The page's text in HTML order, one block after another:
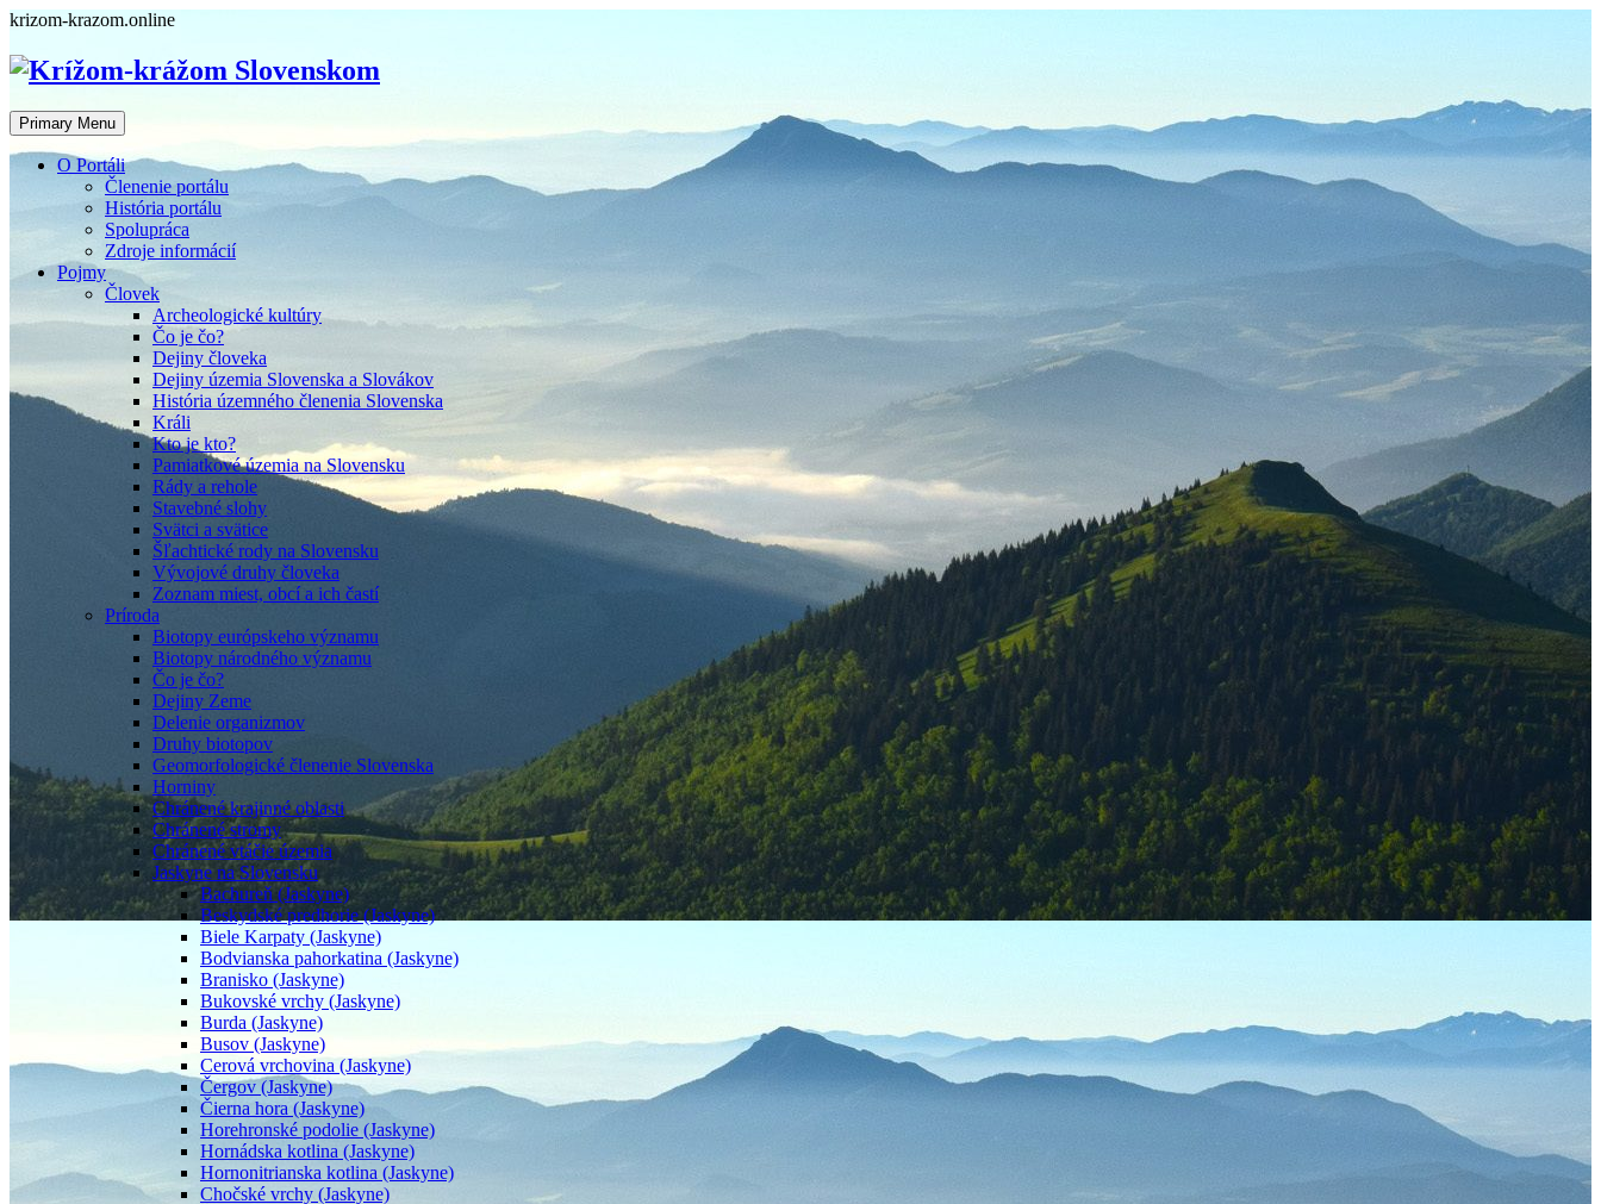
Skip
content
krizom-krazom.online
Primary Menu
O Portáli
Členenie portálu
História portálu
Spolupráca
Zdroje informácií
Pojmy
Človek
Archeologické kultúry
Čo je čo?
Dejiny človeka
Dejiny územia Slovenska a Slovákov
História územného členenia Slovenska
Králi
Kto je kto?
Pamiatkové územia na Slovensku
Rády a rehole
Stavebné slohy
Svätci a svätice
Šľachtické rody na Slovensku
Vývojové druhy človeka
Zoznam miest, obcí a ich častí
Príroda
Biotopy európskeho významu
Biotopy národného významu
Čo je čo?
Dejiny Zeme
Delenie organizmov
Druhy biotopov
Geomorfologické členenie Slovenska
Horniny
Chránené krajinné oblasti
Chránené stromy
Chránené vtáčie územia
Jaskyne na Slovensku
Bachureň (Jaskyne)
Beskydské predhorie (Jaskyne)
Biele Karpaty (Jaskyne)
Bodvianska pahorkatina (Jaskyne)
Branisko (Jaskyne)
Bukovské vrchy (Jaskyne)
Burda (Jaskyne)
Busov (Jaskyne)
Cerová vrchovina (Jaskyne)
Čergov (Jaskyne)
Čierna hora (Jaskyne)
Horehronské podolie (Jaskyne)
Hornádska kotlina (Jaskyne)
Hornonitrianska kotlina (Jaskyne)
Chočské vrchy (Jaskyne)